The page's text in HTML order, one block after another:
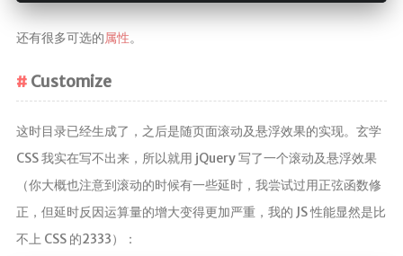
还有很多可选的属性。
Customize
这时目录已经生成了，之后是随页面滚动及悬浮效果的实现。玄学
CSS 我实在写不出来，所以就用 jQuery 写了一个滚动及悬浮效果
（你大概也注意到滚动的时候有一些延时，我尝试过用正弦函数修
正，但延时反因运算量的增大变得更加严重，我的 JS 性能显然是比
不上 CSS 的2333）：